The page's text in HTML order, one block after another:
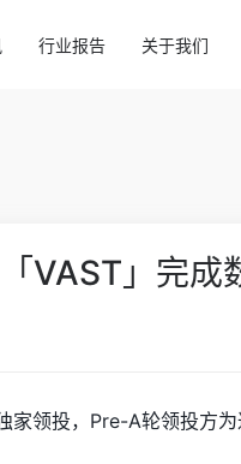
行业报告 关于我们
VAST」完成
领投，Pre-A轮领投方